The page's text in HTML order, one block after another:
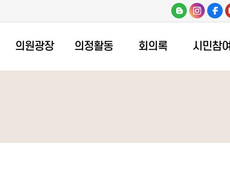
의원광장 의정활동 회의록 시민참여